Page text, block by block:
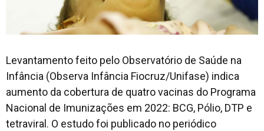
Levantamento feito pelo Observatório de Saúde na
Infância (Observa Infância Fiocruz/Unifase) indica
aumento da cobertura de quatro vacinas do Programa
Nacional de Imunizações em 2022: BCG, Pólio, DTP e
tetraviral. O estudo foi publicado no periódico